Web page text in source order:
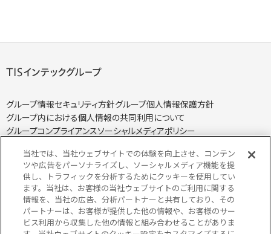
グループ情報セキュリティ方針グループ個人情報保護方針
グループ内における個人情報の共同利用について
グループコンプライアンスソーシャルメディアポリシー
個人情報保護方針個人情報の取り扱いについて
クッキー（Cookie）ポリシー情報セキュリティ方針
特定個人情報取り扱い方針特定個人情報の取り扱いについて
当社では、当社ウェブサイトでの体験を向上させ、コンテン
ツや広告をパーソナライズし、ソーシャルメディア機能を提
供し、トラフィックを分析するためにクッキーを使用してい
ます。当社は、お客様の当社ウェブサイトのご利用に関する
情報を、当社の広告、分析パートナーと共有しており、その
パートナーは、お客様が提供した他の情報や、お客様のサー
ビス利用から収集した他の情報と組み合わせることがありま